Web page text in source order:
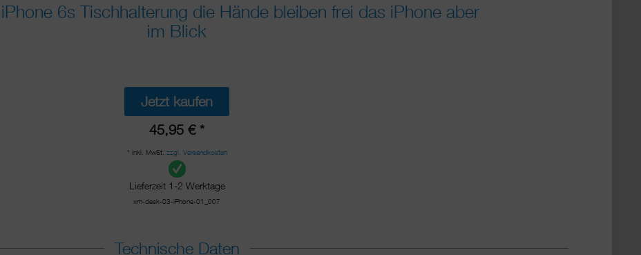
6s Tischhalterung die Hände bleiben frei das iPhone aber
im Blick
Jetzt kaufen
45,95 € *
* inkl. MwSt. zzgl. Versandkosten
Lieferzeit 1-2 Werktage
xm-desk-03-iPhone-01_007
Technische Daten